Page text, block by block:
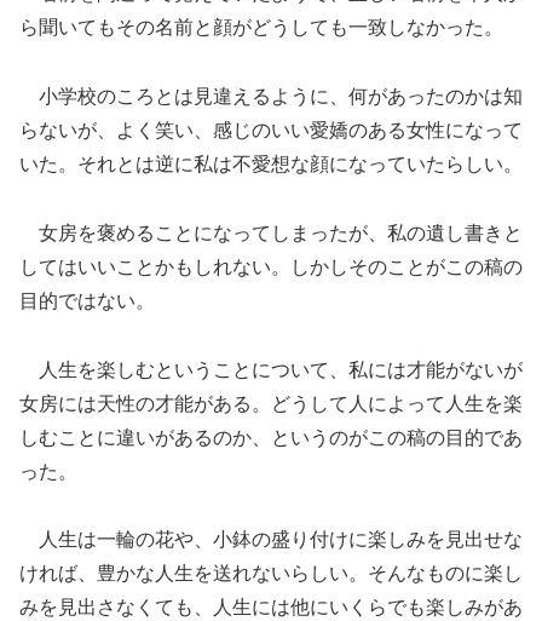
ら聞いてもその名前と顔がどうしても一致しなかった。
小学校のころとは見違えるように、何があったのかは知
らないが、よく笑い、感じのいい愛嬌のある女性になって
いた。それとは逆に私は不愛想な顔になっていたらしい。
女房を褒めることになってしまったが、私の遺し書きと
してはいいことかもしれない。しかしそのことがこの稿の
目的ではない。
人生を楽しむということについて、私には才能がないが
女房には天性の才能がある。どうして人によって人生を楽
しむことに違いがあるのか、というのがこの稿の目的であ
った。
人生は一輪の花や、小鉢の盛り付けに楽しみを見出せな
ければ、豊かな人生を送れないらしい。そんなものに楽し
みを見出さなくても、人生には他にいくらでも楽しみがあ